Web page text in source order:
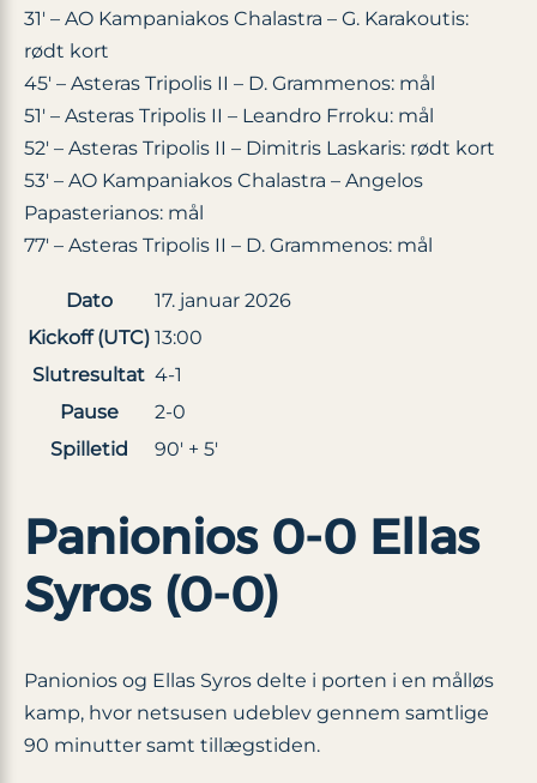
31′ – AO Kampaniakos Chalastra – G. Karakoutis:
rødt kort
45′ – Asteras Tripolis II – D. Grammenos: mål
51′ – Asteras Tripolis II – Leandro Frroku: mål
52′ – Asteras Tripolis II – Dimitris Laskaris: rødt kort
53′ – AO Kampaniakos Chalastra – Angelos
Papasterianos: mål
77′ – Asteras Tripolis II – D. Grammenos: mål
Dato
17. januar 2026
Kickoff (UTC) 13:00
Slutresultat 4-1
Pause
2-0
Spilletid
90′ + 5′
Panionios 0-0 Ellas
Syros (0-0)
Panionios og Ellas Syros delte i porten i en målløs
kamp, hvor netsusen udeblev gennem samtlige
90 minutter samt tillægstiden.